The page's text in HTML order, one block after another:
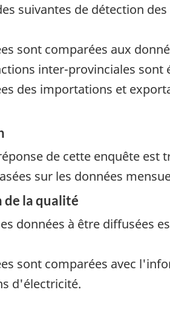
suivantes de détection
sont comparées aux
inter-provinciales sont
des importations et
de cette enquête est
sur les données
de la qualité
données à être diffusées
sont comparées avec
d'électricité.